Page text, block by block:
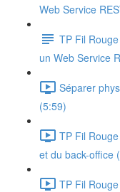
Web Service
TP Fil
un Web Service
Séparer
(5:59)
TP Fil
et du back-office
TP Fil